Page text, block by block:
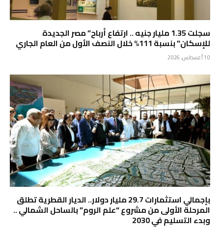
سجلت 1.35 مليار جنيه .. ارتفاع أرباح” مصر الجديدة
للإسكان” بنسبة 111% خلال النصف الأول من العام الجاري
10 أغسطس، 2026
بإجمالي استثمارات 29.7 مليار دولار.. الديار القطرية تطلق
المرحلة الأولى من مشروع “علم الروم” بالساحل الشمالي ..
وبدء التسليم في 2030